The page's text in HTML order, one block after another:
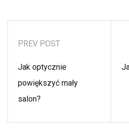
PREV POST
Jak optycznie
powiększyć mały
salon?